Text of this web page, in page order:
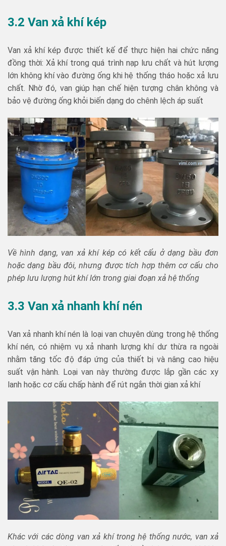
3.2 Van xả khí kép
Van xả khí kép được thiết kế để thực hiện hai chức năng
đồng thời: Xả khí trong quá trình nạp lưu chất và hút lượng
lớn không khí vào đường ống khi hệ thống tháo hoặc xả lưu
chất. Nhờ đó, van giúp hạn chế hiện tượng chân không và
bảo vệ đường ống khỏi biến dạng do chênh lệch áp suất
Về hình dạng, van xả khí kép có kết cấu ở dạng bầu đơn
hoặc dạng bầu đôi, nhưng được tích hợp thêm cơ cấu cho
phép lưu lượng hút khí lớn trong giai đoạn xả hệ thống
3.3 Van xả nhanh khí nén
Van xả nhanh khí nén là loại van chuyên dùng trong hệ thống
khí nén, có nhiệm vụ xả nhanh lượng khí dư thừa ra ngoài
nhằm tăng tốc độ đáp ứng của thiết bị và nâng cao hiệu
suất vận hành. Loại van này thường được lắp gần các xy
lanh hoặc cơ cấu chấp hành để rút ngắn thời gian xả khí
Khác với các dòng van xả khí trong hệ thống nước, van xả